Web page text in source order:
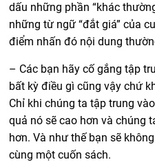
dấu những phần “khác
những từ ngữ “đắt giá” của
điểm nhấn đó nội dung
– Các bạn hãy cố gắng tập
bất kỳ điều gì cũng vậy chứ
Chỉ khi chúng ta tập trung
quả nó sẽ cao hơn và chúng
hơn. Và như thế bạn sẽ
cùng một cuốn sách.